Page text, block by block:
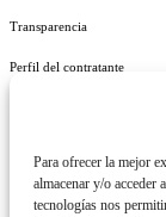
Para ofrecer la mejor
almacenar y/o acceder
tecnologías nos
Transparencia
Perfil del contratante